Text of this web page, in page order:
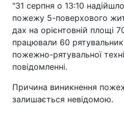
"31 серпня о 13:10
пожежу 5-поверхового
дах на орієнтовній площі
працювали 60
пожежно-рятувальної
повідомленні.
Причина виникнення
залишається невідомою.